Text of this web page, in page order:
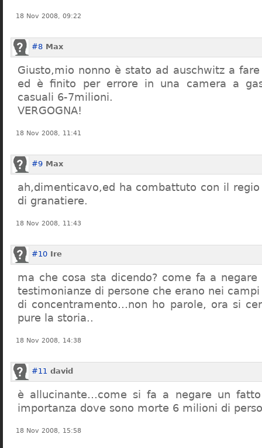
18 Nov 2008, 09:22
#8 Max
Giusto,mio nonno è stato ad auschwitz a
ed è finito per errore in una camera a
casuali 6-7milioni.
VERGOGNA!
18 Nov 2008, 11:41
#9 Max
ah,dimenticavo,ed ha combattuto con il
di granatiere.
18 Nov 2008, 11:43
#10 Ire
ma che cosa sta dicendo? come fa a
testimonianze di persone che erano nei campi
di concentramento…non ho parole, ora si
pure la storia..
18 Nov 2008, 14:38
#11 david
è allucinante…come si fa a negare un
importanza dove sono morte 6 milioni di
18 Nov 2008, 15:58